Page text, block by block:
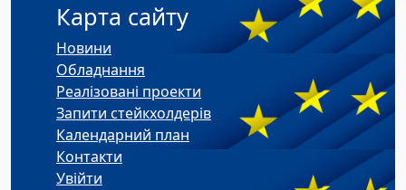
Карта сайту
Новини
Обладнання
Реалізовані проекти
Запити стейкхолдерів
Календарний план
Контакти
Увійти